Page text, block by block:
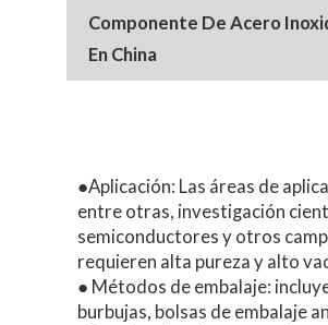
Componente De Acero
En China
●Aplicación: Las áreas de
entre otras, investigación
semiconductores y otros
requieren alta pureza y alto
● Métodos de embalaje:
burbujas, bolsas de embalaje